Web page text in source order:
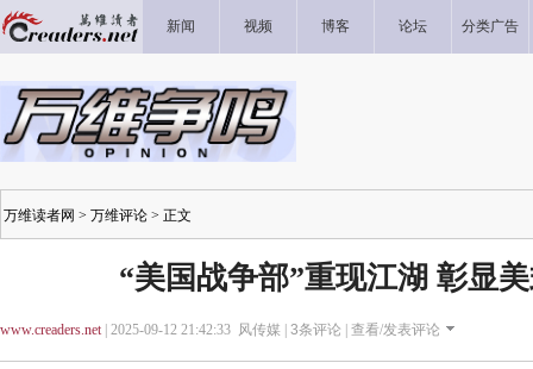
新闻 视频 博客 论坛 分类广告
万维读者网 > 万维评论 > 正文
“美国战争部”重现江湖 彰显
www.creaders.net| 2025-09-12 21:42:33 风传媒 | 3条评论 | 查看/发表评论